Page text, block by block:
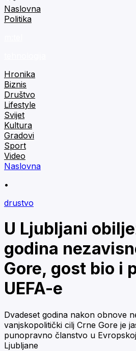
Naslovna
Politika
Hronika
Biznis
Društvo
Lifestyle
Svijet
Kultura
Gradovi
Sport
Video
Naslovna
•
drustvo
U Ljubljani
godina
Gore, gost bio i
UEFA-e
Dvadeset godina nakon obnove
vanjskopolitički cilj Crne Gore je
punopravno članstvo u
Ljubljane